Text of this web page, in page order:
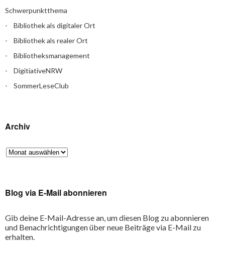
Schwerpunktthema
Bibliothek als digitaler Ort
Bibliothek als realer Ort
Bibliotheksmanagement
DigitiativeNRW
SommerLeseClub
Archiv
Blog via E-Mail abonnieren
Gib deine E-Mail-Adresse an, um diesen Blog zu abonnieren
und Benachrichtigungen über neue Beiträge via E-Mail zu
erhalten.